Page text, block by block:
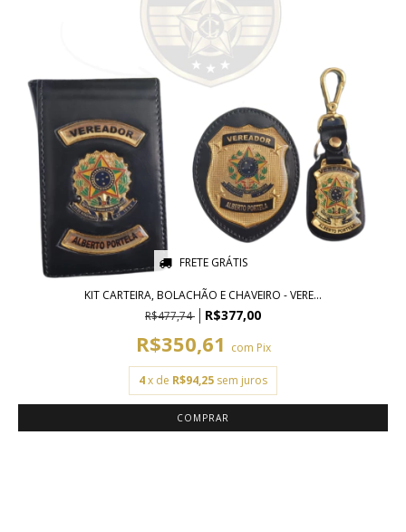
FRETE GRÁTIS
KIT CARTEIRA, BOLACHÃO E CHAVEIRO - VERE...
R$477,74
R$377,00
R$350,61 com Pix
4x de R$94,25 sem juros